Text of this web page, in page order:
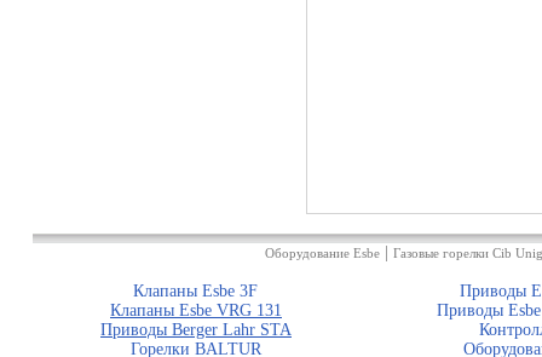
Оборудование Esbe Газовые горелки Cib
Клапаны Esbe 3F
Приводы
Клапаны Esbe VRG 131
Приводы
Приводы Berger Lahr STA
Горелки BALTUR